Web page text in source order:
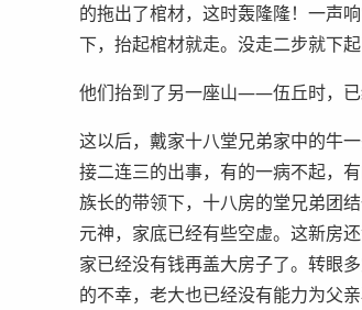
的拖出了棺材，这时轰隆隆！一声
下，抬起棺材就走。没走二步就下
他们抬到了另一座山——伍丘时，已
这以后，戴家十八堂兄弟家中的牛
接二连三的出事，有的一病不起，
族长的带领下，十八房的堂兄弟团
元神，家底已经有些空虚。这新房
家已经没有钱再盖大房子了。转眼
的不幸，老大也已经没有能力为父